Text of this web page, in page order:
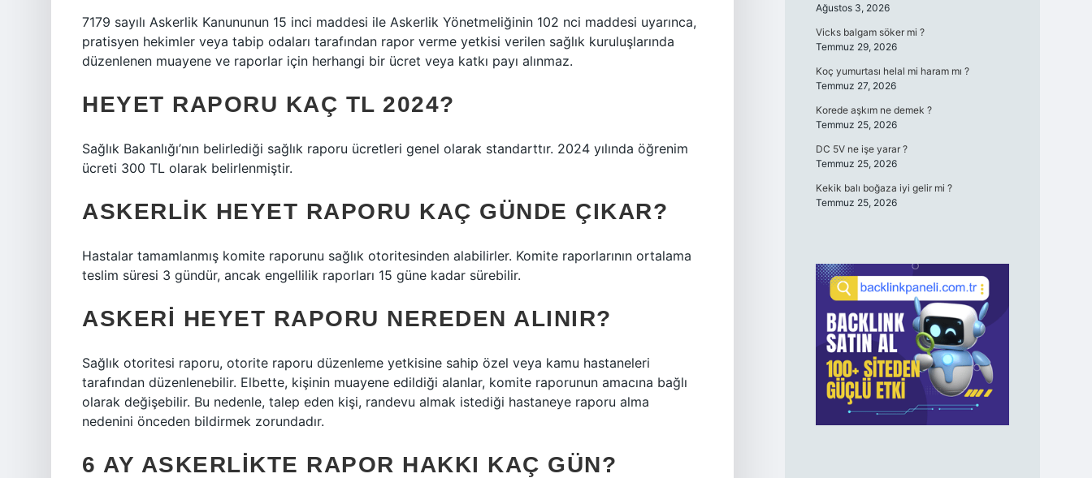
7179 sayılı Askerlik Kanununun 15 inci maddesi ile Askerlik Yönetmeliğinin 102 nci maddesi uyarınca,
pratisyen hekimler veya tabip odaları tarafından rapor verme yetkisi verilen sağlık kuruluşlarında
düzenlenen muayene ve raporlar için herhangi bir ücret veya katkı payı alınmaz.
HEYET RAPORU KAÇ TL 2024?
Sağlık Bakanlığı’nın belirlediği sağlık raporu ücretleri genel olarak standarttır. 2024 yılında öğrenim
ücreti 300 TL olarak belirlenmiştir.
ASKERLIK HEYET RAPORU KAÇ GÜNDE ÇIKAR?
Hastalar tamamlanmış komite raporunu sağlık otoritesinden alabilirler. Komite raporlarının ortalama
teslim süresi 3 gündür, ancak engellilik raporları 15 güne kadar sürebilir.
ASKERI HEYET RAPORU NEREDEN ALINIR?
Sağlık otoritesi raporu, otorite raporu düzenleme yetkisine sahip özel veya kamu hastaneleri
tarafından düzenlenebilir. Elbette, kişinin muayene edildiği alanlar, komite raporunun amacına bağlı
olarak değişebilir. Bu nedenle, talep eden kişi, randevu almak istediği hastaneye raporu alma
nedenini önceden bildirmek zorundadır.
6 AY ASKERLIKTE RAPOR HAKKI KAÇ GÜN?
Ağustos 3, 2026
Vicks balgam söker mi ?
Temmuz 29, 2026
Koç yumurtası helal mi haram mı ?
Temmuz 27, 2026
Korede aşkım ne demek ?
Temmuz 25, 2026
DC 5V ne işe yarar ?
Temmuz 25, 2026
Kekik balı boğaza iyi gelir mi ?
Temmuz 25, 2026